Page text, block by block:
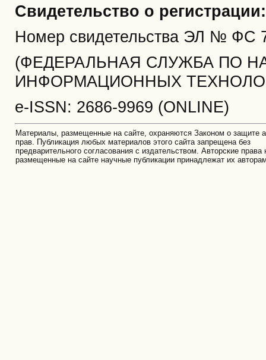
Свидетельство о регистрации:
Номер свидетельства ЭЛ № ФС
(ФЕДЕРАЛЬНАЯ СЛУЖБА ПО
ИНФОРМАЦИОННЫХ
e-ISSN: 2686-9969 (ONLINE)
Материалы, размещенные на сайте, охраняются Законом о защите
прав. Публикация любых материалов этого сайта запрещена без
предварительного согласования с издательством. Авторские права
размещенные на сайте научные публикации принадлежат их